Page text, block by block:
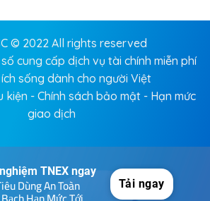
© 2022 All rights reserved
cung cấp dịch vụ tài chính miễn phí
sống dành cho người Việt
kiện - Chính sách bảo mật- Hạn mức
giao dịch
TNEX ngay
Dùng An Toàn Tải ngay